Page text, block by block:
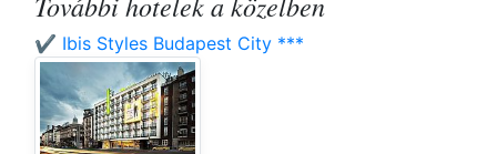
✔️ Ibis Styles Budapest City ***